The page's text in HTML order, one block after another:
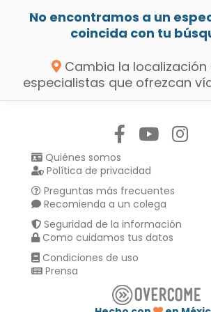
No encontramos a un
coincida con tu
Cambia la localización
especialistas que ofrezcan
Quiénes somos
Política de privacidad
Preguntas más frecuentes
Recomienda a un colega
Seguridad de la información
Como cuidamos tus datos
Condiciones de uso
Prensa